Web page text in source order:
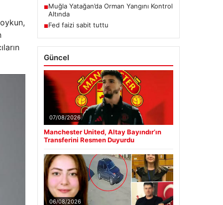
■Muğla Yatağan’da Orman Yangını Kontrol
Altında
■Fed faizi sabit tuttu
Güncel
07/08/2026
Manchester United, Altay Bayındır’ın
Transferini Resmen Duyurdu
06/08/2026